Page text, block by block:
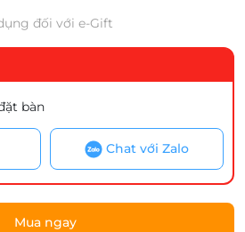
đối với e-Gift
bàn
Chat với Zalo
Mua ngay